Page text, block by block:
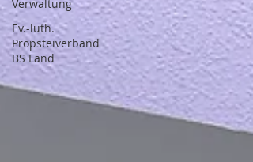
Verwaltung
Ev.-luth.
Propsteiverband
BS Land